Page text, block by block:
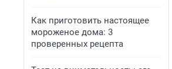
Как приготовить настоящее
мороженое дома: 3
проверенных рецепта